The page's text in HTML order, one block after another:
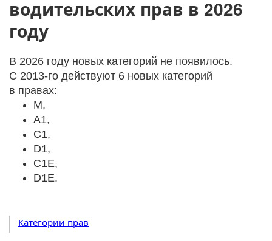
водительских прав в 2026
году
В 2026 году новых категорий не появилось.
C 2013-го действуют 6 новых категорий
в правах:
М,
А1,
С1,
D1,
C1E,
D1E.
Категории прав